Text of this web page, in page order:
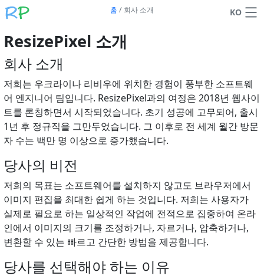
홈 / 회사 소개 KO
ResizePixel 소개
회사 소개
저희는 우크라이나 리비우에 위치한 경험이 풍부한 소프트웨
어 엔지니어 팀입니다. ResizePixel과의 여정은 2018년 웹사이
트를 론칭하면서 시작되었습니다. 초기 성공에 고무되어, 출시
1년 후 정규직을 그만두었습니다. 그 이후로 전 세계 월간 방문
자 수는 백만 명 이상으로 증가했습니다.
당사의 비전
저희의 목표는 소프트웨어를 설치하지 않고도 브라우저에서
이미지 편집을 최대한 쉽게 하는 것입니다. 저희는 사용자가
실제로 필요로 하는 일상적인 작업에 전적으로 집중하여 온라
인에서 이미지의 크기를 조정하거나, 자르거나, 압축하거나,
변환할 수 있는 빠르고 간단한 방법을 제공합니다.
당사를 선택해야 하는 이유